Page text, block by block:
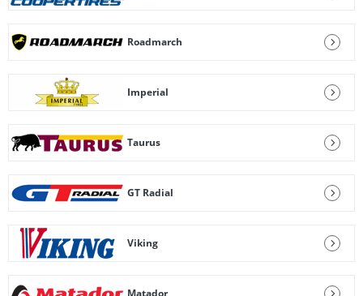
Roadmarch
Imperial
Taurus
GT Radial
Viking